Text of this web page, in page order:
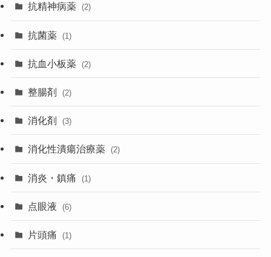
抗精神病薬 (2)
抗菌薬 (1)
抗血小板薬 (2)
整腸剤 (2)
消化剤 (3)
消化性潰瘍治療薬 (2)
消炎・鎮痛 (1)
点眼液 (6)
片頭痛 (1)